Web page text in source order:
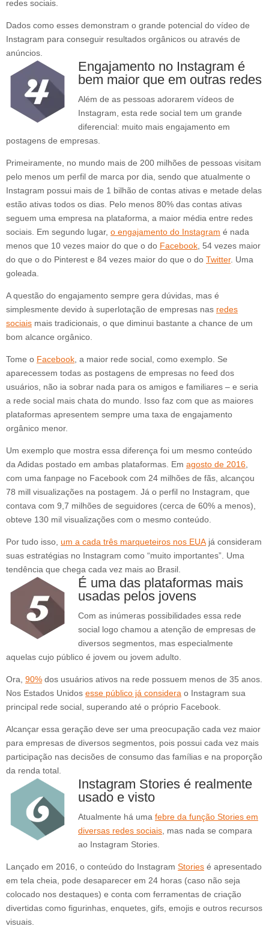
redes sociais.
Dados como esses demonstram o grande potencial do vídeo de
Instagram para conseguir resultados orgânicos ou através de
anúncios.
Engajamento no Instagram é
bem maior que em outras redes
Além de as pessoas adorarem vídeos de
Instagram, esta rede social tem um grande
diferencial: muito mais engajamento em
postagens de empresas.
Primeiramente, no mundo mais de 200 milhões de pessoas visitam
pelo menos um perfil de marca por dia, sendo que atualmente o
Instagram possui mais de 1 bilhão de contas ativas e metade delas
estão ativas todos os dias. Pelo menos 80% das contas ativas
seguem uma empresa na plataforma, a maior média entre redes
sociais. Em segundo lugar, o engajamento do Instagram é nada
menos que 10 vezes maior do que o do Facebook, 54 vezes maior
do que o do Pinterest e 84 vezes maior do que o do Twitter. Uma
goleada.
A questão do engajamento sempre gera dúvidas, mas é
simplesmente devido à superlotação de empresas nas redes
sociais mais tradicionais, o que diminui bastante a chance de um
bom alcance orgânico.
Tome o Facebook, a maior rede social, como exemplo. Se
aparecessem todas as postagens de empresas no feed dos
usuários, não ia sobrar nada para os amigos e familiares – e seria
a rede social mais chata do mundo. Isso faz com que as maiores
plataformas apresentem sempre uma taxa de engajamento
orgânico menor.
Um exemplo que mostra essa diferença foi um mesmo conteúdo
da Adidas postado em ambas plataformas. Em agosto de 2016,
com uma fanpage no Facebook com 24 milhões de fãs, alcançou
78 mill visualizações na postagem. Já o perfil no Instagram, que
contava com 9,7 milhões de seguidores (cerca de 60% a menos),
obteve 130 mil visualizações com o mesmo conteúdo.
Por tudo isso, um a cada três marqueteiros nos EUAjá consideram
suas estratégias no Instagram como “muito importantes”. Uma
tendência que chega cada vez mais ao Brasil.
É uma das plataformas mais
usadas pelos jovens
Com as inúmeras possibilidades essa rede
social logo chamou a atenção de empresas de
diversos segmentos, mas especialmente
aquelas cujo público é jovem ou jovem adulto.
Ora, 90% dos usuários ativos na rede possuem menos de 35 anos.
Nos Estados Unidos esse público já considera o Instagram sua
principal rede social, superando até o próprio Facebook.
Alcançar essa geração deve ser uma preocupação cada vez maior
para empresas de diversos segmentos, pois possui cada vez mais
participação nas decisões de consumo das famílias e na proporção
da renda total.
Instagram Stories é realmente
usado e visto
Atualmente há uma febre da função Stories em
diversas redes sociais, mas nada se compara
ao Instagram Stories.
Lançado em 2016, o conteúdo do Instagram Stories é apresentado
em tela cheia, pode desaparecer em 24 horas (caso não seja
colocado nos destaques) e conta com ferramentas de criação
divertidas como figurinhas, enquetes, gifs, emojis e outros recursos
visuais.